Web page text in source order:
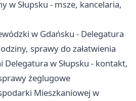
w Słupsku - msze, kancelaria,
w Gdańsku - Delegatura
sprawy do załatwienia
w Słupsku - kontakt,
żeglugowe
Mieszkaniowej w